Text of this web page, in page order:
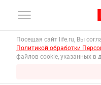
Посещая сайт life.ru, Вы
Политикой обработки
файлов cookie, указанных в